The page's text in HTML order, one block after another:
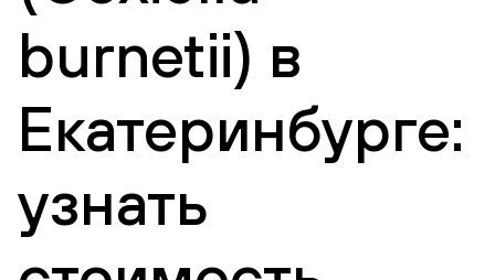
burnetii) в
Екатеринбурге:
узнать